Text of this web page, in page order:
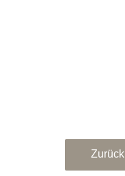
Zurück